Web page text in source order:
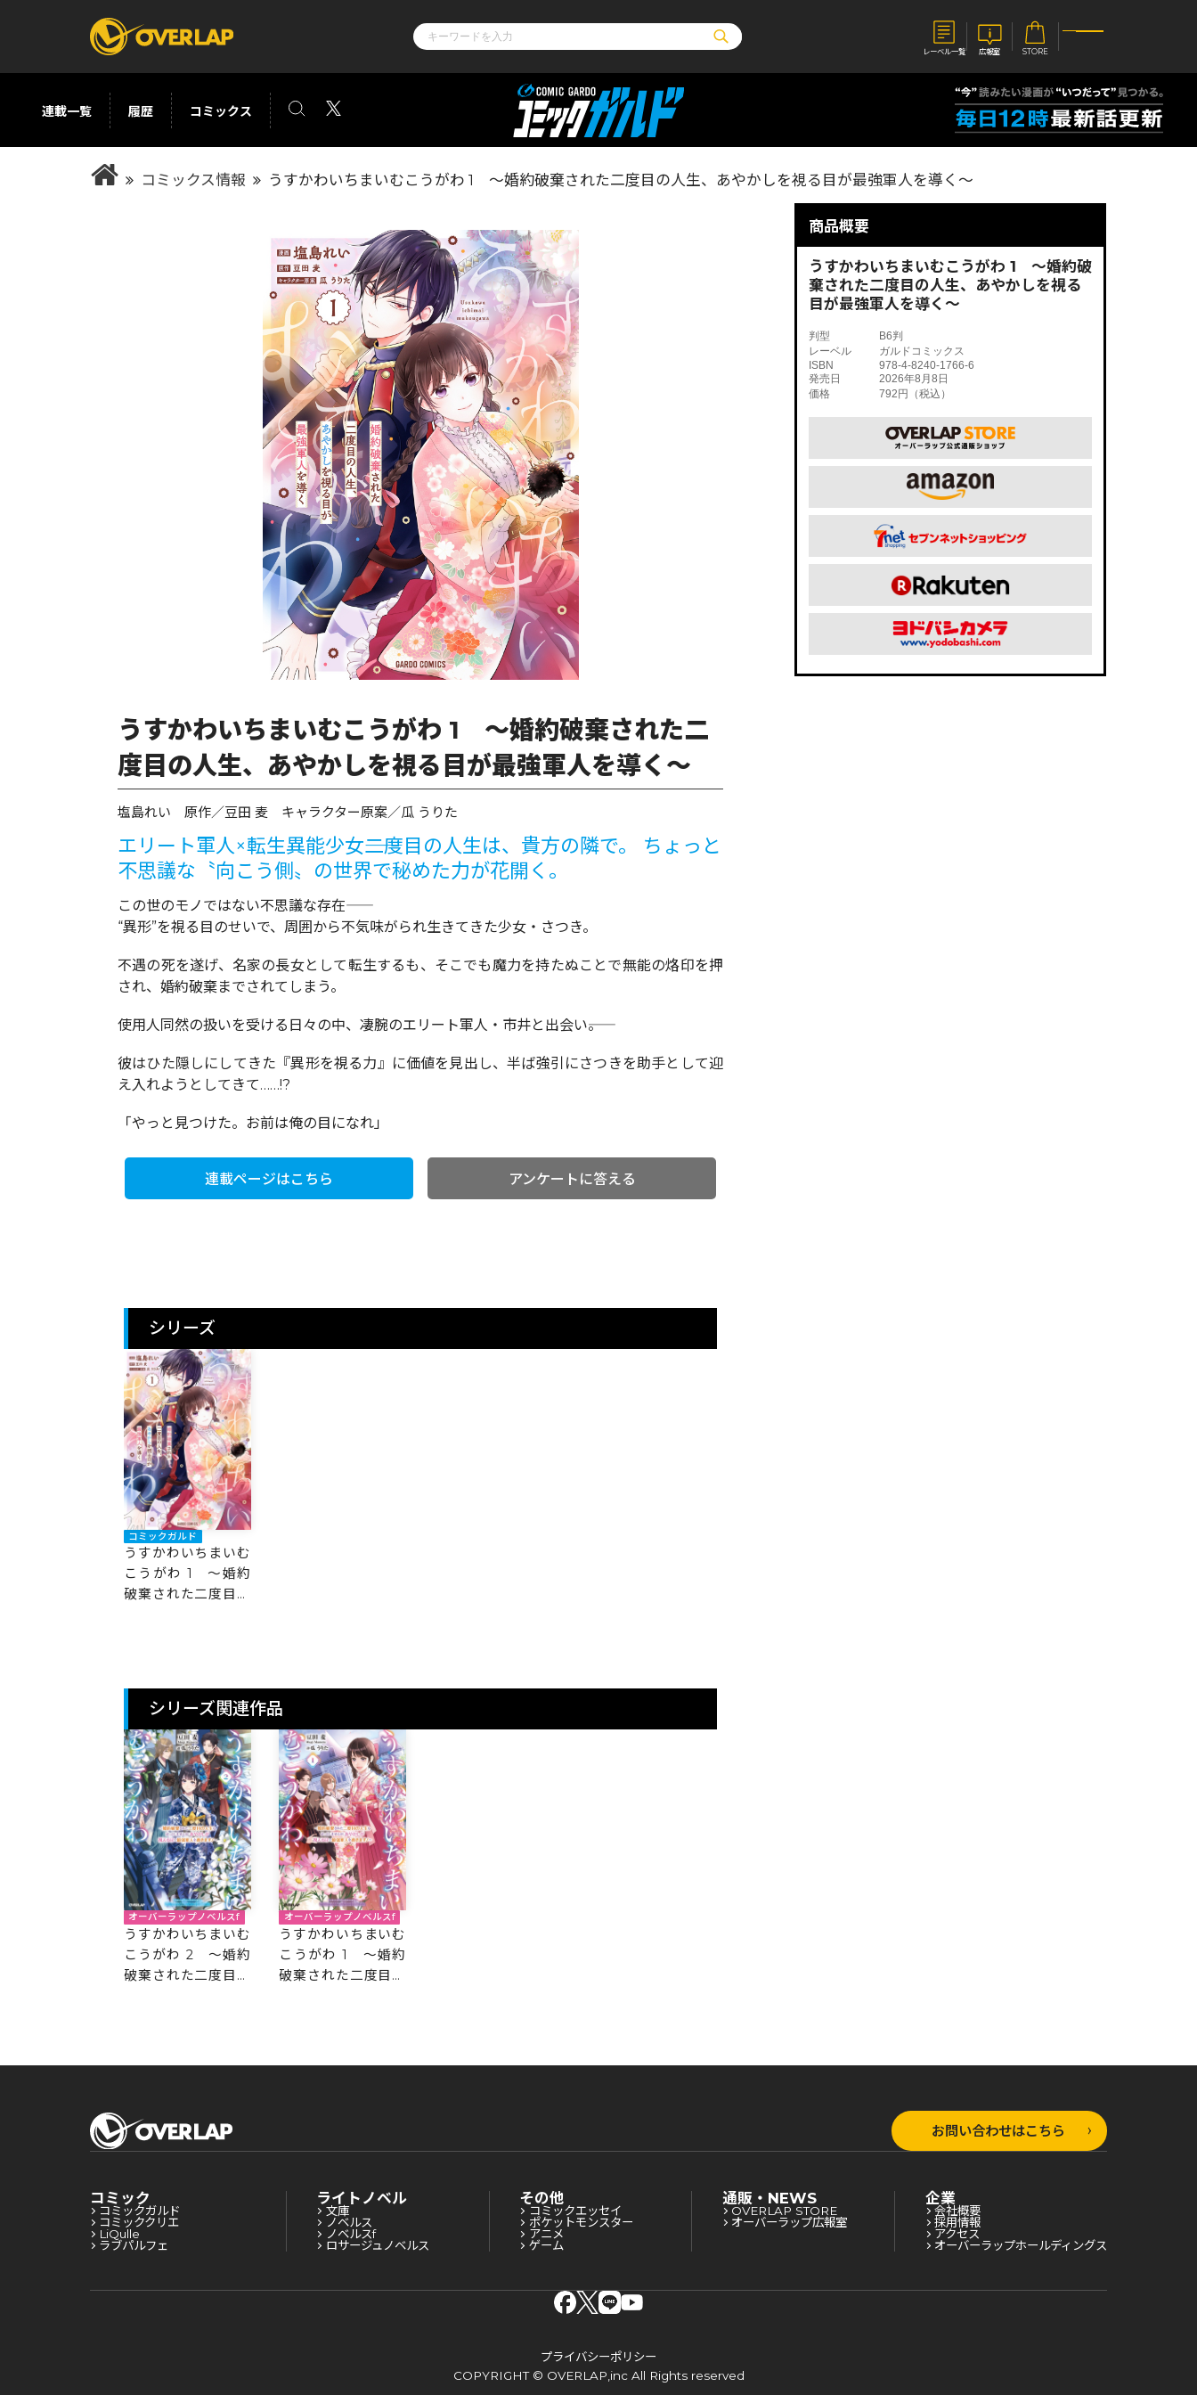
レーベル一覧 広報室 STORE
コミック
コミックガルド
ライトノベル
文庫
ロサージュノベルス
その他
コミックエッセイ
ゲーム
通販・NEWS
OVERLAP STORE
オーバーラップ広報室
企業
会社概要
採用情報
お問い合わせはこちら
オーバーラップノベルス オーバーラップノベルスf ロサージュノベルス コミックガルド
コミッククリエ リキューレ コミックエッセイ
閉じる
連載一覧 履歴 コミックス
コミックス情報 うすかわいちまいむこうがわ 1 ～婚約破棄された二度目の人生、あやかしを視る目が最強軍人を導く～
うすかわいちまいむこうがわ 1 ～婚約破棄された二
度目の人生、あやかしを視る目が最強軍人を導く～
塩島れい 原作／豆田 麦 キャラクター原案／瓜 うりた
エリート軍人×転生異能少女――二度目の人生は、貴方の隣で。 ちょっと
不思議な〝向こう側〟の世界で秘めた力が花開く。
この世のモノではない不思議な存在――
“異形”を視る目のせいで、周囲から不気味がられ生きてきた少女・さつき。
不遇の死を遂げ、名家の長女として転生するも、そこでも魔力を持たぬことで無能の烙印を押
され、婚約破棄までされてしまう。
使用人同然の扱いを受ける日々の中、凄腕のエリート軍人・市井と出会い――。
彼はひた隠しにしてきた『異形を視る力』に価値を見出し、半ば強引にさつきを助手として迎
え入れようとしてきて……!?
「やっと見つけた。お前は俺の目になれ」
連載ページはこちら アンケートに答える
シリーズ
コミックガルド
うすかわいちまいむ
こうがわ 1 ～婚約
破棄された二度目の
シリーズ関連作品
オーバーラップノベルスf
うすかわいちまいむ
こうがわ 2 ～婚約
破棄された二度目の
オーバーラップノベルスf
うすかわいちまいむ
こうがわ 1 ～婚約
破棄された二度目の
商品概要
うすかわいちまいむこうがわ 1 ～婚約破
棄された二度目の人生、あやかしを視る
目が最強軍人を導く～
判型
B6判
レーベル
ガルドコミックス
ISBN
978-4-8240-1766-6
発売日
2026年8月8日
価格
792円（税込）
お問い合わせはこちら
コミック
コミックガルド
コミッククリエ
LiQulle
ラブパルフェ
ライトノベル
文庫
ノベルス
ノベルスf
ロサージュノベルス
その他
コミックエッセイ
ポケットモンスター
アニメ
ゲーム
通販・NEWS
OVERLAP STORE
オーバーラップ広報室
企業
会社概要
採用情報
アクセス
オーバーラップホールディングス
プライバシーポリシー
COPYRIGHT © OVERLAP,inc All Rights reserved